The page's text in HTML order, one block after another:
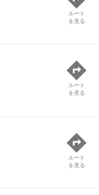
ルート
を見る
ルート
を見る
ルート
を見る